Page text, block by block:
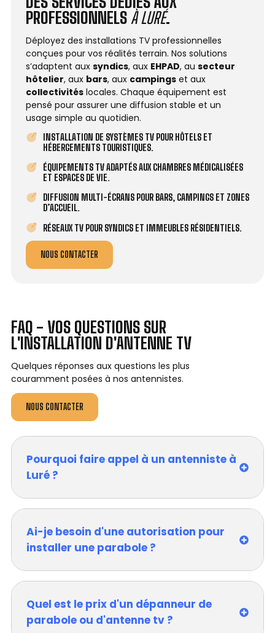
PROFESSIONNELS À LURÉ.
Déployez des installations TV professionnelles
conçues pour vos réalités terrain. Nos solutions
s’adaptent aux syndics, aux EHPAD, au secteur
hôtelier, aux bars, aux campings et aux
collectivités locales. Chaque équipement est
pensé pour assurer une diffusion stable et un
usage simple au quotidien.
INSTALLATION DE SYSTÈMES TV POUR HÔTELS ET
HÉBERGEMENTS TOURISTIQUES.
ÉQUIPEMENTS TV ADAPTÉS AUX CHAMBRES MÉDICALISÉES
ET ESPACES DE VIE.
DIFFUSION MULTI-ÉCRANS POUR BARS, CAMPINGS ET ZONES
D’ACCUEIL.
RÉSEAUX TV POUR SYNDICS ET IMMEUBLES RÉSIDENTIELS.
NOUS CONTACTER
FAQ - VOS QUESTIONS SUR
L'INSTALLATION D'ANTENNE TV
Quelques réponses aux questions les plus
couramment posées à nos antennistes.
NOUS CONTACTER
Pourquoi faire appel à un antenniste à
Luré ?
Ai-je besoin d'une autorisation pour
installer une parabole ?
Quel est le prix d'un dépanneur de
parabole ou d'antenne tv ?